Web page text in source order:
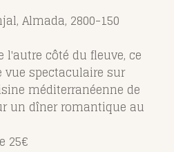
Almada, 2800-150
l'autre côté du fleuve, ce
spectaculaire sur
méditerranéenne de
un dîner romantique au
25€